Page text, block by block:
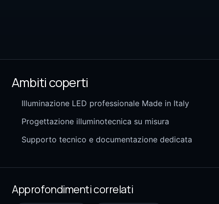
Ambiti coperti
Illuminazione LED professionale Made in Italy
Progettazione illuminotecnica su misura
Supporto tecnico e documentazione dedicata
Approfondimenti correlati